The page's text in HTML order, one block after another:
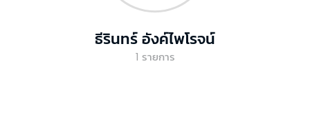
ธีรินทร์ อังค์ไพโรจน์
1 รายการ